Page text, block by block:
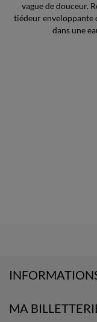
vague de douceur.
tiédeur enveloppante
dans une
MA